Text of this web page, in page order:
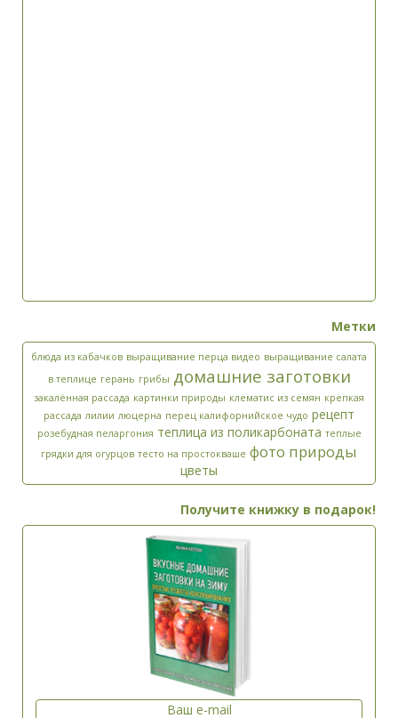
Метки
блюда из кабачков выращивание перца видео выращивание салата
в теплице герань грибы домашние заготовки
закалённая рассада картинки природы клематис из семян крепкая
рассада лилии люцерна перец калифорнийское чудо рецепт
розебудная пеларгония теплица из поликарбоната теплые
грядки для огурцов тесто на простокваше фото природы
цветы
Получите книжку в подарок!